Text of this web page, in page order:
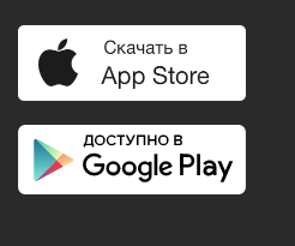
Балкон
Холодильник
Телевизор
Кондиционер